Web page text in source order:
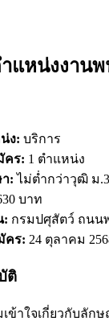
แหน่งงาน
ง: บริการ
คร: 1 ตำแหน่ง
: ไม่ต่ำกว่าวุฒิ ม.3
บาท
: กรมปศุสัตว์ ถนน
คร: 24 ตุลาคม
ติ
ข้าใจเกี่ยวกับลัก